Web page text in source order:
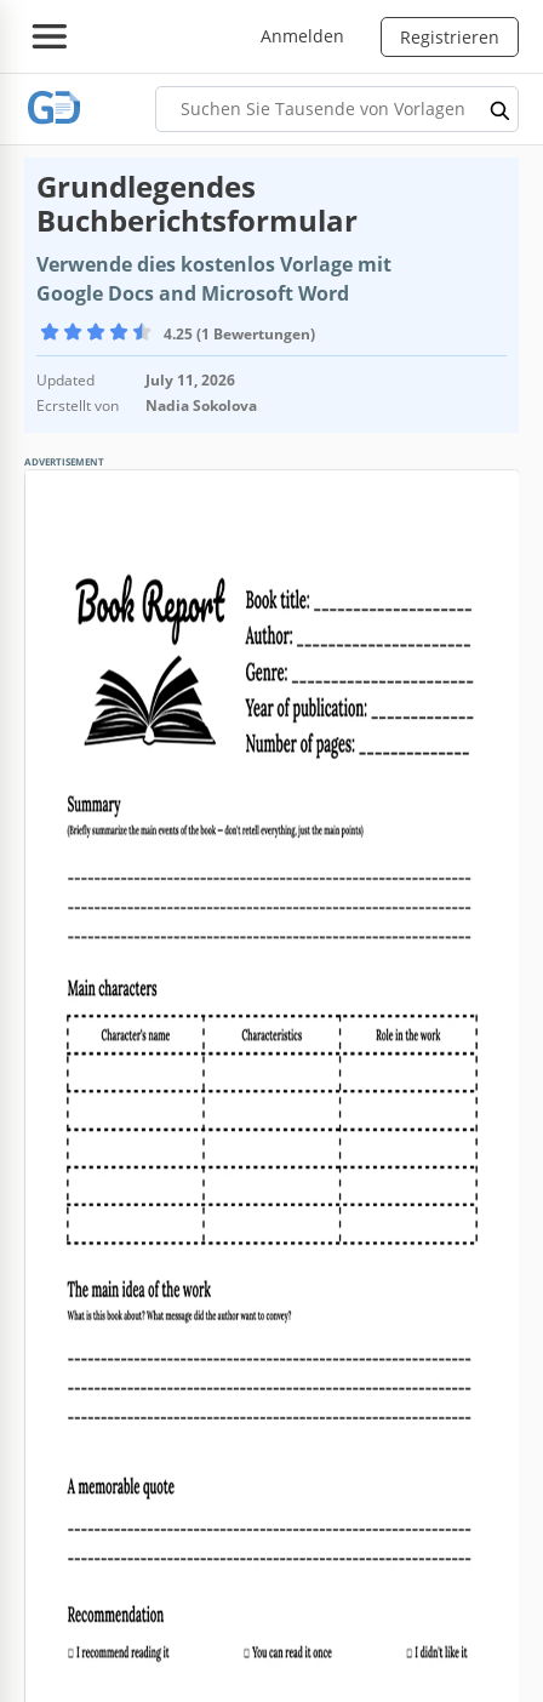
Anmelden Registrieren
Grundlegendes
Buchberichtsformular
Verwende dies kostenlos Vorlage mit
Google Docs and Microsoft Word
4.25 (1 Bewertungen)
Updated
July 11, 2026
Ecrstellt von
Nadia Sokolova
ADVERTISEMENT